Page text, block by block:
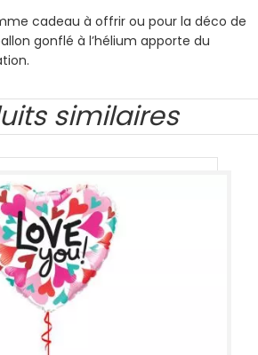
cadeau à offrir ou pour la déco de
gonflé à l’hélium apporte du
similaires